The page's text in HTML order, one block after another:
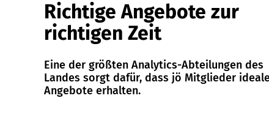
Richtige Angebote zur
richtigen Zeit
Eine der größten Analytics-Abteilungen des
Landes sorgt dafür, dass jö Mitglieder
Angebote erhalten.